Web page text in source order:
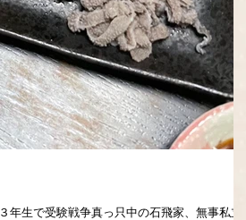
年生で受験戦争真っ只中の石飛家、無事私立